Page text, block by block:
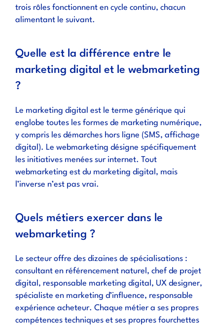
trois rôles fonctionnent en cycle continu, chacun
alimentant le suivant.
Quelle est la différence entre le
marketing digital et le webmarketing
?
Le marketing digital est le terme générique qui
englobe toutes les formes de marketing numérique,
y compris les démarches hors ligne (SMS, affichage
digital). Le webmarketing désigne spécifiquement
les initiatives menées sur internet. Tout
webmarketing est du marketing digital, mais
l’inverse n’est pas vrai.
Quels métiers exercer dans le
webmarketing ?
Le secteur offre des dizaines de spécialisations :
consultant en référencement naturel, chef de projet
digital, responsable marketing digital, UX designer,
spécialiste en marketing d’influence, responsable
expérience acheteur. Chaque métier a ses propres
compétences techniques et ses propres fourchettes